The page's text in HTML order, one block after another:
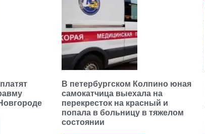
В петербургском Колпино юная
самокатчица выехала на
перекресток на красный и
попала в больницу в тяжелом
состоянии